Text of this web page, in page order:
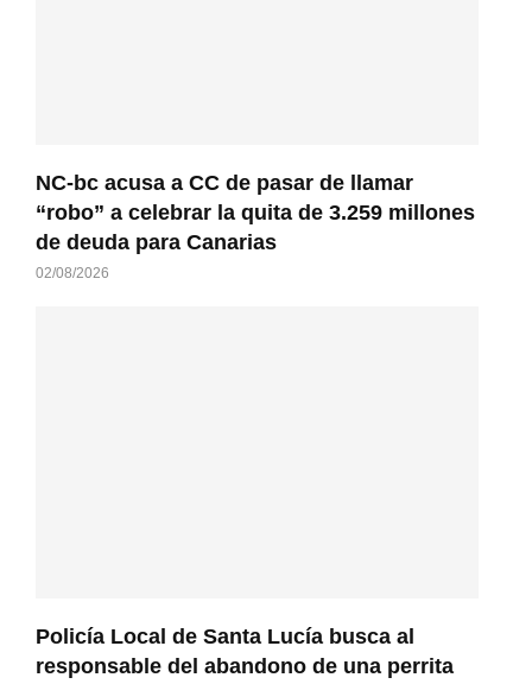
NC-bc acusa a CC de pasar de llamar
“robo” a celebrar la quita de 3.259 millones
de deuda para Canarias
02/08/2026
Policía Local de Santa Lucía busca al
responsable del abandono de una perrita